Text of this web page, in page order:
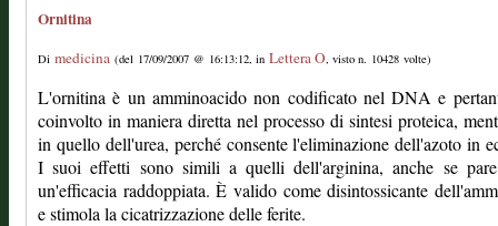
Ornitina
Di medicina (del 17/09/2007 @ 16:13:12, in Lettera O, visto n. 10428 volte)
L'ornitina è un amminoacido non codificato nel DNA e
coinvolto in maniera diretta nel processo di sintesi proteica,
in quello dell'urea, perché consente l'eliminazione dell'azoto in
I suoi effetti sono simili a quelli dell'arginina, anche se
un'efficacia raddoppiata. È valido come disintossicante
e stimola la cicatrizzazione delle ferite.